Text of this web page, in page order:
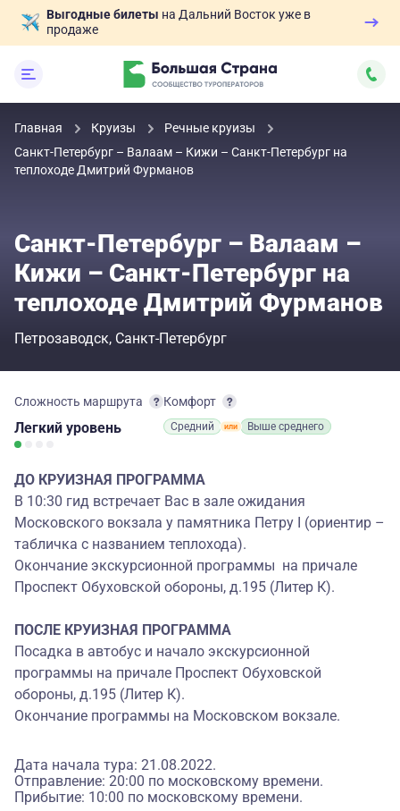
Выгодные билеты на Дальний Восток уже в
продаже
Главная Круизы
Речные круизы
Санкт-Петербург – Валаам – Кижи – Санкт-Петербург на
теплоходе Дмитрий Фурманов
Санкт-Петербург – Валаам –
Кижи – Санкт-Петербург на
теплоходе Дмитрий Фурманов
Петрозаводск Санкт-Петербург
Сложность маршрута
Легкий уровень
Комфорт
Средний Выше среднего
ДО КРУИЗНАЯ ПРОГРАММА
В 10:30 гид встречает Вас в зале ожидания
Московского вокзала у памятника Петру I (ориентир –
табличка с названием теплохода).
Окончание экскурсионной программы на причале
Проспект Обуховской обороны, д.195 (Литер К).
ПОСЛЕ КРУИЗНАЯ ПРОГРАММА
Посадка в автобус и начало экскурсионной
программы на причале Проспект Обуховской
обороны, д.195 (Литер К).
Окончание программы на Московском вокзале.
Дата начала тура: 21.08.2022.
Отправление: 20:00 по московскому времени.
Прибытие: 10:00 по московскому времени.